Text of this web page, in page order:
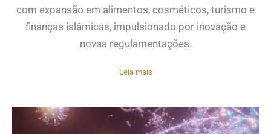
com expansão em alimentos, cosméticos, turismo e
finanças islâmicas, impulsionado por inovação e
novas regulamentações.
Leia mais